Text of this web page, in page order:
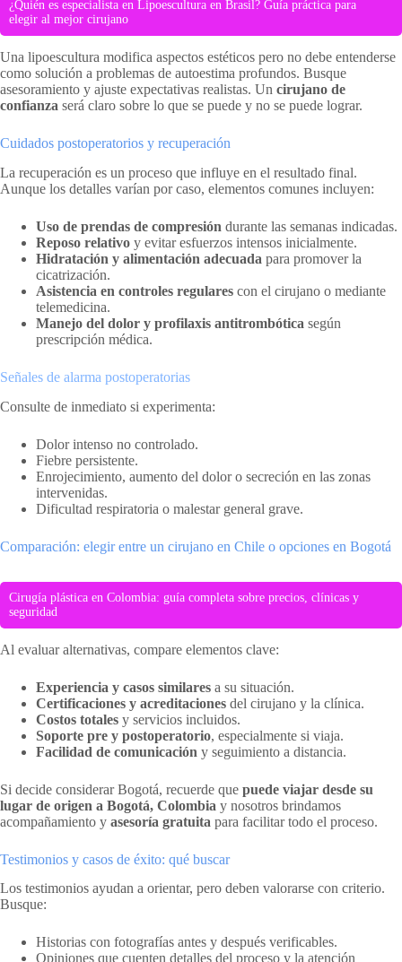
¿Quién es especialista en Lipoescultura en Brasil? Guía práctica para
elegir al mejor cirujano
Una lipoescultura modifica aspectos estéticos pero no debe entenderse
como solución a problemas de autoestima profundos. Busque
asesoramiento y ajuste expectativas realistas. Un cirujano de
confianza será claro sobre lo que se puede y no se puede lograr.
Cuidados postoperatorios y recuperación
La recuperación es un proceso que influye en el resultado final.
Aunque los detalles varían por caso, elementos comunes incluyen:
Uso de prendas de compresión durante las semanas indicadas.
Reposo relativo y evitar esfuerzos intensos inicialmente.
Hidratación y alimentación adecuada para promover la
cicatrización.
Asistencia en controles regulares con el cirujano o mediante
telemedicina.
Manejo del dolor y profilaxis antitrombótica según
prescripción médica.
Señales de alarma postoperatorias
Consulte de inmediato si experimenta:
Dolor intenso no controlado.
Fiebre persistente.
Enrojecimiento, aumento del dolor o secreción en las zonas
intervenidas.
Dificultad respiratoria o malestar general grave.
Comparación: elegir entre un cirujano en Chile o opciones en Bogotá
Cirugía plástica en Colombia: guía completa sobre precios, clínicas y
seguridad
Al evaluar alternativas, compare elementos clave:
Experiencia y casos similares a su situación.
Certificaciones y acreditaciones del cirujano y la clínica.
Costos totales y servicios incluidos.
Soporte pre y postoperatorio, especialmente si viaja.
Facilidad de comunicación y seguimiento a distancia.
Si decide considerar Bogotá, recuerde que puede viajar desde su
lugar de origen a Bogotá, Colombia y nosotros brindamos
acompañamiento y asesoría gratuita para facilitar todo el proceso.
Testimonios y casos de éxito: qué buscar
Los testimonios ayudan a orientar, pero deben valorarse con criterio.
Busque:
Historias con fotografías antes y después verificables.
Opiniones que cuenten detalles del proceso y la atención